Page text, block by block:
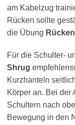
am Kabelzug
Rücken sollte
die Übung
Für die Schulter-
Shrug
Kurzhanteln
Körper an. Bei der
Schultern nach
Bewegung in den